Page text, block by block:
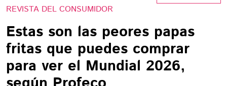
REVISTA DEL CONSUMIDOR
Estas son las peores papas
fritas que puedes comprar
para ver el Mundial 2026,